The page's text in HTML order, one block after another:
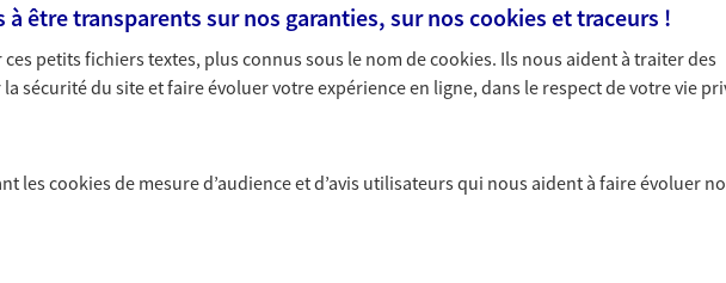
AXA France
à être transparents sur nos garanties, sur nos cookies et traceurs !
petits fichiers textes, plus connus sous le nom decookies. Ils nous aident à traiter des
sécurité du site et faire évoluer votre expérience en ligne, dans le respect de votre vie
lescookiesde mesure d’audience et d’avis utilisateurs qui nous aident à faire évoluer